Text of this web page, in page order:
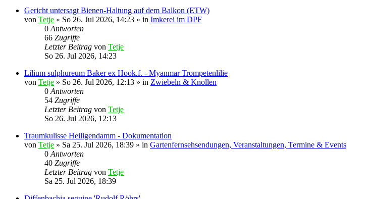
Gericht untersagt Bienen-Haltung auf dem Balkon (ETW)
von Tetje » So 26. Jul 2026, 14:23 » in Imkerei im DPF
0 Antworten
66 Zugriffe
Letzter Beitrag von Tetje
So 26. Jul 2026, 14:23
Lilium sulphureum Baker ex Hook.f. - Myanmar Trompetenlilie
von Tetje » So 26. Jul 2026, 12:13 » in Zwiebeln & Knollen
0 Antworten
54 Zugriffe
Letzter Beitrag von Tetje
So 26. Jul 2026, 12:13
Traumkulisse Heiligendamm - Dokumentation
von Tetje » Sa 25. Jul 2026, 18:39 » in Gartenfernsehsendungen, Veranstaltungen, Termine & Events
0 Antworten
40 Zugriffe
Letzter Beitrag von Tetje
Sa 25. Jul 2026, 18:39